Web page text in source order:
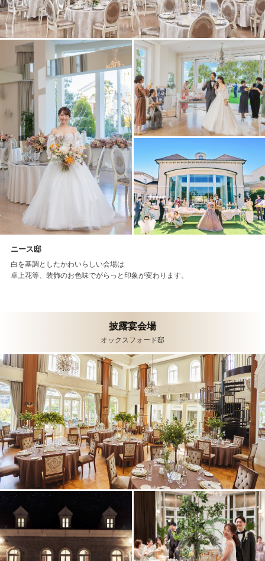
ニース邸
白を基調としたかわいらしい会場は
卓上花等、装飾のお色味でがらっと印象が変わります。
披露宴会場
オックスフォード邸